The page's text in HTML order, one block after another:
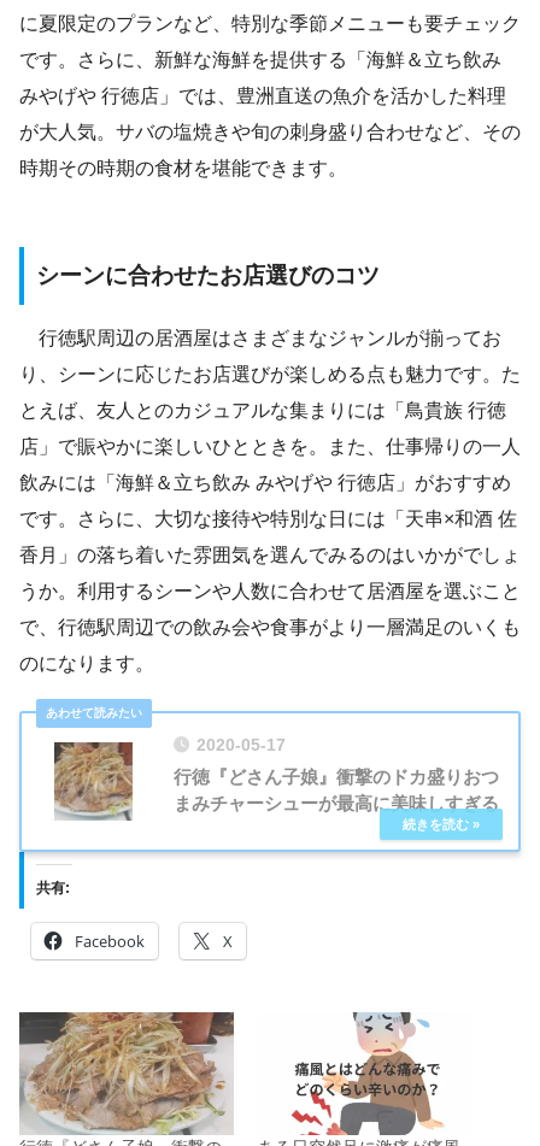
に夏限定のプランなど、特別な季節メニューも要チェック
です。さらに、新鮮な海鮮を提供する「海鮮＆立ち飲み
みやげや 行徳店」では、豊洲直送の魚介を活かした料理
が大人気。サバの塩焼きや旬の刺身盛り合わせなど、その
時期その時期の食材を堪能できます。
シーンに合わせたお店選びのコツ
行徳駅周辺の居酒屋はさまざまなジャンルが揃ってお
り、シーンに応じたお店選びが楽しめる点も魅力です。た
とえば、友人とのカジュアルな集まりには「鳥貴族 行徳
店」で賑やかに楽しいひとときを。また、仕事帰りの一人
飲みには「海鮮＆立ち飲み みやげや 行徳店」がおすすめ
です。さらに、大切な接待や特別な日には「天串×和酒 佐
香月」の落ち着いた雰囲気を選んでみるのはいかがでしょ
うか。利用するシーンや人数に合わせて居酒屋を選ぶこと
で、行徳駅周辺での飲み会や食事がより一層満足のいくも
のになります。
2020-05-17
行徳『どさん子娘』衝撃のドカ盛りおつ
まみチャーシューが最高に美味しすぎる
共有:
Facebook X